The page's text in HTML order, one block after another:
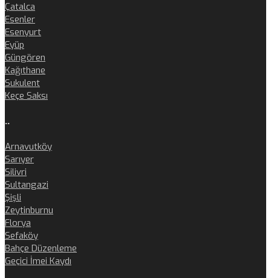
Çatalca
Esenler
Esenyurt
Eyüp
Güngören
Kağıthane
Sukulent
Keçe Saksı
..
Arnavutköy
Sarıyer
Silivri
Sultangazi
Şişli
Zeytinburnu
Florya
Sefaköy
Bahçe Düzenleme
Geçici İmei Kaydı